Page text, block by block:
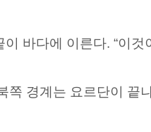
이 바다에 이른다. “이것
경계는 요르단이 끝